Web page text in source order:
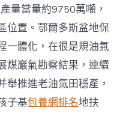
量當量約9750萬噸，
位置。鄂爾多斯盆地保
一體化，在很是規油氣
煤巖氣勘察結果，連續
舉推進老油氣田穩產，
子基包養網排名地扶